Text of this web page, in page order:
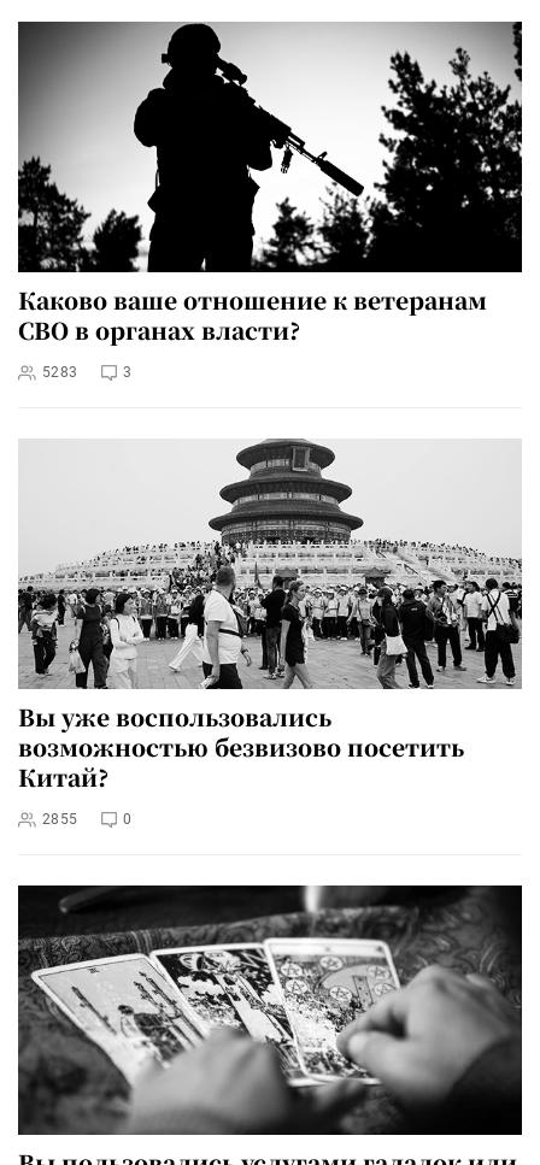
Каково ваше отношение к ветеранам
СВО в органах власти?
5283 3
Вы уже воспользовались
возможностью безвизово посетить
Китай?
2855 0